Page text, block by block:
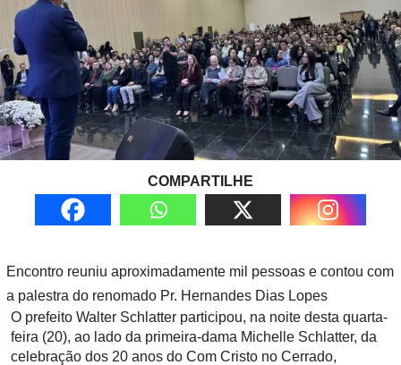
COMPARTILHE
Encontro reuniu aproximadamente mil pessoas e contou com
a palestra do renomado Pr. Hernandes Dias Lopes
O prefeito Walter Schlatter participou, na noite desta quarta-
feira (20), ao lado da primeira-dama Michelle Schlatter, da
celebração dos 20 anos do Com Cristo no Cerrado,